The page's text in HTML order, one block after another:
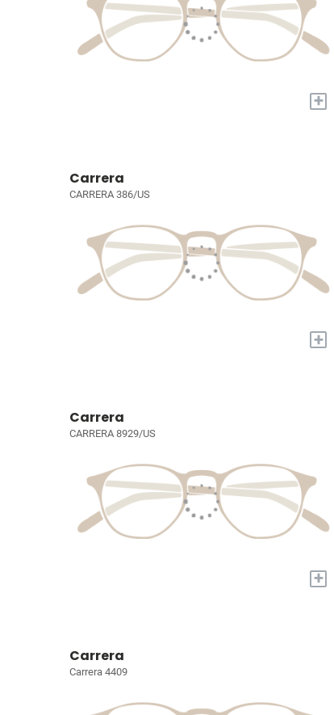
+
Carrera
CARRERA 386/US
+
Carrera
CARRERA 8929/US
+
Carrera
Carrera 4409